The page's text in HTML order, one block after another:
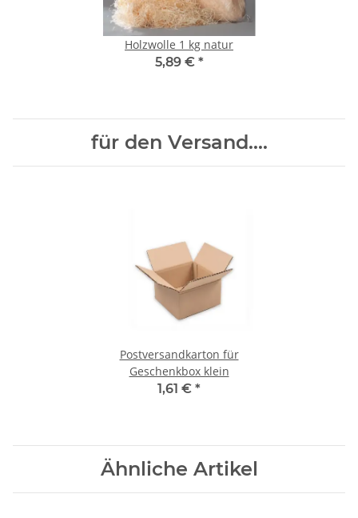
Holzwolle 1 kg natur
5,89 € *
für den Versand....
Postversandkarton für
Geschenkbox klein
1,61 € *
Ähnliche Artikel